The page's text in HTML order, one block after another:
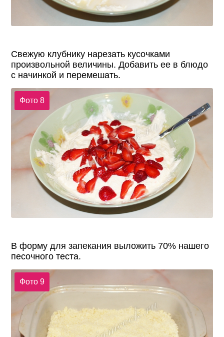
Свежую клубнику нарезать кусочками
произвольной величины. Добавить ее в блюдо
с начинкой и перемешать.
Фото 8
В форму для запекания выложить 70% нашего
песочного теста.
Фото 9